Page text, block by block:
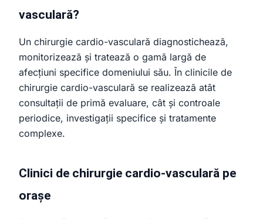
vasculară?
Un chirurgie cardio-vasculară diagnostichează,
monitorizează și tratează o gamă largă de
afecțiuni specifice domeniului său. În clinicile de
chirurgie cardio-vasculară se realizează atât
consultații de primă evaluare, cât și controale
periodice, investigații specifice și tratamente
complexe.
Clinici de chirurgie cardio-vasculară pe
orașe